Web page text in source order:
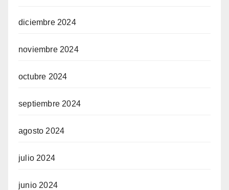
diciembre 2024
noviembre 2024
octubre 2024
septiembre 2024
agosto 2024
julio 2024
junio 2024